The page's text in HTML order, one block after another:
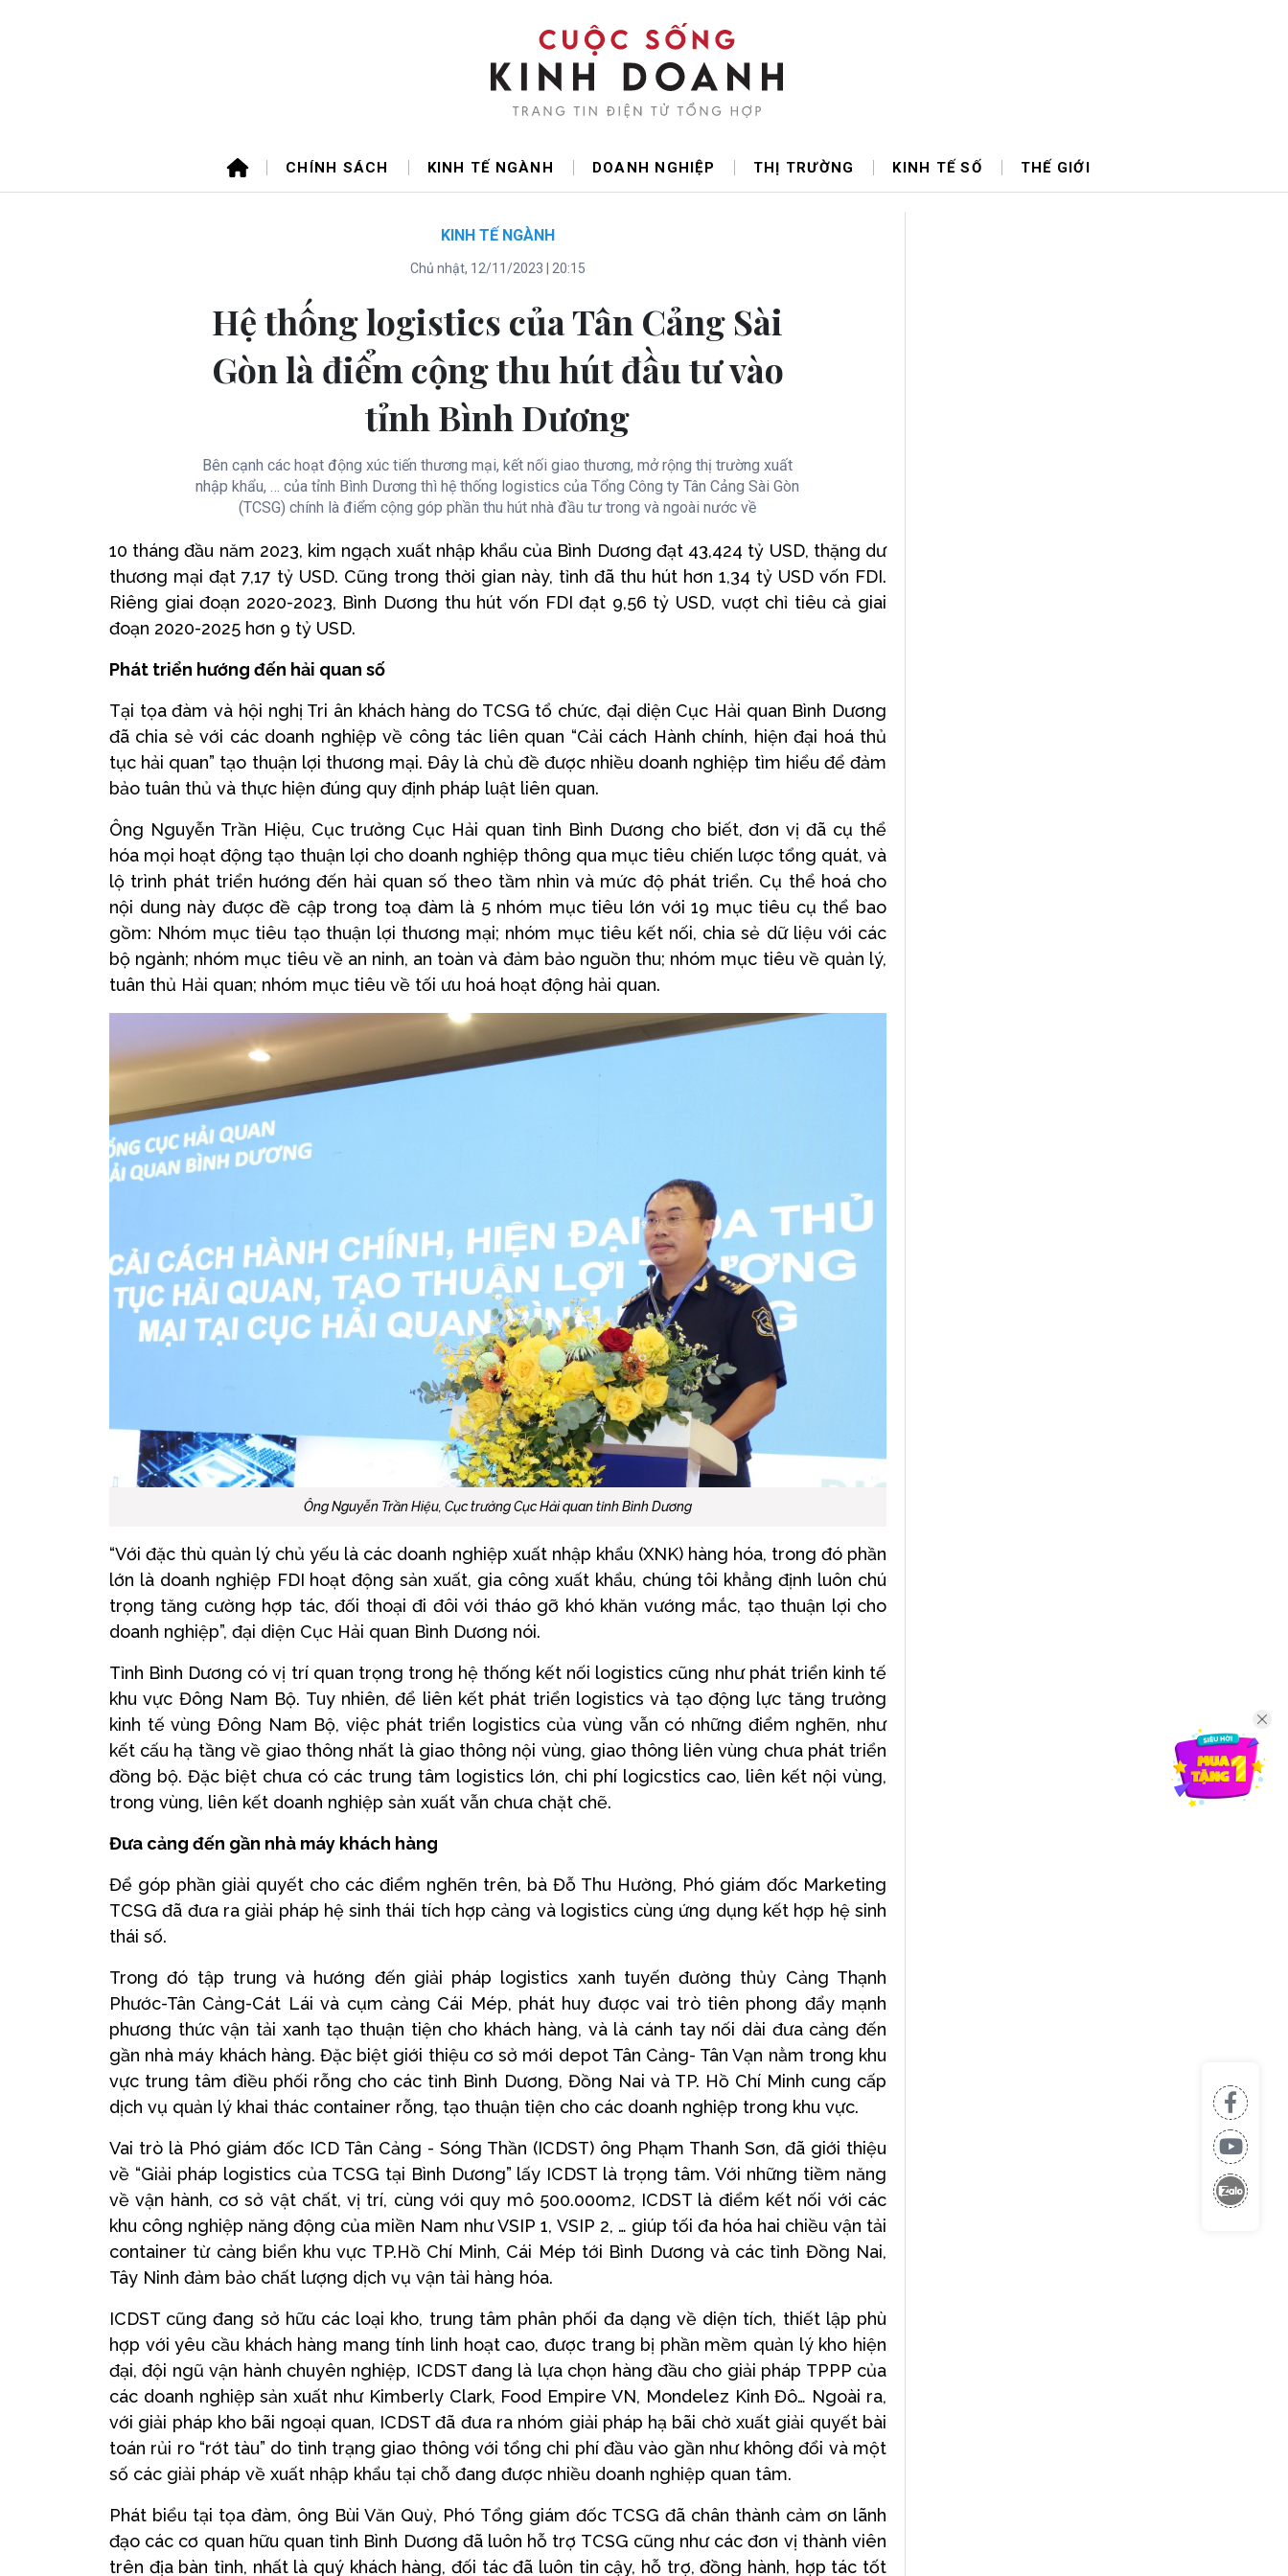
CHÍNH SÁCH KINH TẾ NGÀNH DOANH NGHIỆP THỊ TRƯỜNG KINH TẾ SỐ THẾ GIỚI
KINH TẾ NGÀNH
Chủ nhật, 12/11/2023 | 20:15
Hệ thống logistics của Tân Cảng Sài
Gòn là điểm cộng thu hút đầu tư vào
tỉnh Bình Dương
Bên cạnh các hoạt động xúc tiến thương mại, kết nối giao thương, mở rộng thị trường xuất
nhập khẩu, … của tỉnh Bình Dương thì hệ thống logistics của Tổng Công ty Tân Cảng Sài Gòn
(TCSG) chính là điểm cộng góp phần thu hút nhà đầu tư trong và ngoài nước về
10 tháng đầu năm 2023, kim ngạch xuất nhập khẩu của Bình Dương đạt 43,424 tỷ USD, thặng dư
thương mại đạt 7,17 tỷ USD. Cũng trong thời gian này, tỉnh đã thu hút hơn 1,34 tỷ USD vốn FDI.
Riêng giai đoạn 2020-2023, Bình Dương thu hút vốn FDI đạt 9,56 tỷ USD, vượt chỉ tiêu cả giai
đoạn 2020-2025 hơn 9 tỷ USD.
Phát triển hướng đến hải quan số
Tại tọa đàm và hội nghị Tri ân khách hàng do TCSG tổ chức, đại diện Cục Hải quan Bình Dương
đã chia sẻ với các doanh nghiệp về công tác liên quan “Cải cách Hành chính, hiện đại hoá thủ
tục hải quan” tạo thuận lợi thương mại. Đây là chủ đề được nhiều doanh nghiệp tìm hiểu để đảm
bảo tuân thủ và thực hiện đúng quy định pháp luật liên quan.
Ông Nguyễn Trần Hiệu, Cục trưởng Cục Hải quan tỉnh Bình Dương cho biết, đơn vị đã cụ thể
hóa mọi hoạt động tạo thuận lợi cho doanh nghiệp thông qua mục tiêu chiến lược tổng quát, và
lộ trình phát triển hướng đến hải quan số theo tầm nhìn và mức độ phát triển. Cụ thể hoá cho
nội dung này được đề cập trong toạ đàm là 5 nhóm mục tiêu lớn với 19 mục tiêu cụ thể bao
gồm: Nhóm mục tiêu tạo thuận lợi thương mại; nhóm mục tiêu kết nối, chia sẻ dữ liệu với các
bộ ngành; nhóm mục tiêu về an ninh, an toàn và đảm bảo nguồn thu; nhóm mục tiêu về quản lý,
tuân thủ Hải quan; nhóm mục tiêu về tối ưu hoá hoạt động hải quan.
Ông Nguyễn Trần Hiệu, Cục trưởng Cục Hải quan tỉnh Bình Dương
“Với đặc thù quản lý chủ yếu là các doanh nghiệp xuất nhập khẩu (XNK) hàng hóa, trong đó phần
lớn là doanh nghiệp FDI hoạt động sản xuất, gia công xuất khẩu, chúng tôi khẳng định luôn chú
trọng tăng cường hợp tác, đối thoại đi đôi với tháo gỡ khó khăn vướng mắc, tạo thuận lợi cho
doanh nghiệp”, đại diện Cục Hải quan Bình Dương nói.
Tỉnh Bình Dương có vị trí quan trọng trong hệ thống kết nối logistics cũng như phát triển kinh tế
khu vực Đông Nam Bộ. Tuy nhiên, để liên kết phát triển logistics và tạo động lực tăng trưởng
kinh tế vùng Đông Nam Bộ, việc phát triển logistics của vùng vẫn có những điểm nghẽn, như
kết cấu hạ tầng về giao thông nhất là giao thông nội vùng, giao thông liên vùng chưa phát triển
đồng bộ. Đặc biệt chưa có các trung tâm logistics lớn, chi phí logicstics cao, liên kết nội vùng,
trong vùng, liên kết doanh nghiệp sản xuất vẫn chưa chặt chẽ.
Đưa cảng đến gần nhà máy khách hàng
Để góp phần giải quyết cho các điểm nghẽn trên, bà Đỗ Thu Hường, Phó giám đốc Marketing
TCSG đã đưa ra giải pháp hệ sinh thái tích hợp cảng và logistics cùng ứng dụng kết hợp hệ sinh
thái số.
Trong đó tập trung và hướng đến giải pháp logistics xanh tuyến đường thủy Cảng Thạnh
Phước-Tân Cảng-Cát Lái và cụm cảng Cái Mép, phát huy được vai trò tiên phong đẩy mạnh
phương thức vận tải xanh tạo thuận tiện cho khách hàng, và là cánh tay nối dài đưa cảng đến
gần nhà máy khách hàng. Đặc biệt giới thiệu cơ sở mới depot Tân Cảng- Tân Vạn nằm trong khu
vực trung tâm điều phối rỗng cho các tỉnh Bình Dương, Đồng Nai và TP. Hồ Chí Minh cung cấp
dịch vụ quản lý khai thác container rỗng, tạo thuận tiện cho các doanh nghiệp trong khu vực.
Vai trò là Phó giám đốc ICD Tân Cảng - Sóng Thần (ICDST) ông Phạm Thanh Sơn, đã giới thiệu
về “Giải pháp logistics của TCSG tại Bình Dương” lấy ICDST là trọng tâm. Với những tiềm năng
về vận hành, cơ sở vật chất, vị trí, cùng với quy mô 500.000m2, ICDST là điểm kết nối với các
khu công nghiệp năng động của miền Nam như VSIP 1, VSIP 2, … giúp tối đa hóa hai chiều vận tải
container từ cảng biển khu vực TP.Hồ Chí Minh, Cái Mép tới Bình Dương và các tỉnh Đồng Nai,
Tây Ninh đảm bảo chất lượng dịch vụ vận tải hàng hóa.
ICDST cũng đang sở hữu các loại kho, trung tâm phân phối đa dạng về diện tích, thiết lập phù
hợp với yêu cầu khách hàng mang tính linh hoạt cao, được trang bị phần mềm quản lý kho hiện
đại, đội ngũ vận hành chuyên nghiệp, ICDST đang là lựa chọn hàng đầu cho giải pháp TPPP của
các doanh nghiệp sản xuất như Kimberly Clark, Food Empire VN, Mondelez Kinh Đô… Ngoài ra,
với giải pháp kho bãi ngoại quan, ICDST đã đưa ra nhóm giải pháp hạ bãi chờ xuất giải quyết bài
toán rủi ro “rớt tàu” do tình trạng giao thông với tổng chi phí đầu vào gần như không đổi và một
số các giải pháp về xuất nhập khẩu tại chỗ đang được nhiều doanh nghiệp quan tâm.
Phát biểu tại tọa đàm, ông Bùi Văn Quỳ, Phó Tổng giám đốc TCSG đã chân thành cảm ơn lãnh
đạo các cơ quan hữu quan tỉnh Bình Dương đã luôn hỗ trợ TCSG cũng như các đơn vị thành viên
trên địa bàn tỉnh, nhất là quý khách hàng, đối tác đã luôn tin cậy, hỗ trợ, đồng hành, hợp tác tốt